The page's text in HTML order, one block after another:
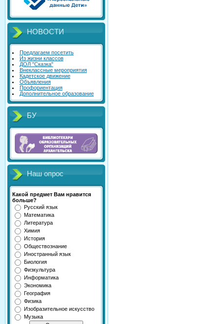
НОВОСТИ
Предлагаем посетить
Из жизни классов
ДОЛ "Сказка"
Внеклассные мероприятия
Кадетское движение
Объявления
Профориентация
Дополнительное образование
БУ
Наш опрос
Какой предмет Вам нравится
больше?
Русский язык
Математика
Литература
Химия
История
Обществознание
Иностранный язык
Биология
Физкультура
Информатика
Экономика
География
Физика
Изобразительное искусство
Музыка